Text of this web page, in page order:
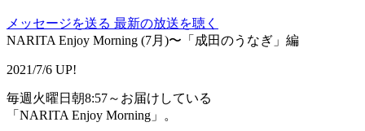
メッセージを送る 最新の放送を聴く
NARITA Enjoy Morning (7月)〜「成田のうなぎ」編
2021/7/6 UP!
毎週火曜日朝8:57～お届けしている
「NARITA Enjoy Morning」。